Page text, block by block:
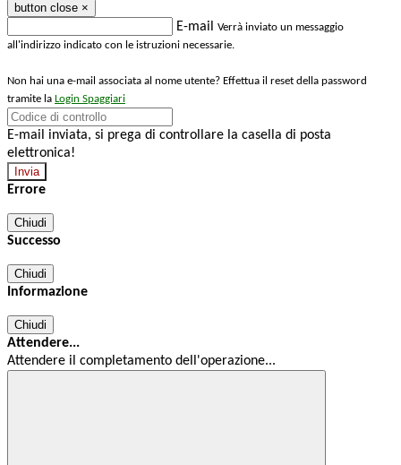
button close ×
E-mail Verrà inviato un messaggio
all'indirizzo indicato con le istruzioni necessarie.
Non hai una e-mail associata al nome utente? Effettua il reset della password
tramite la Login Spaggiari
E-mail inviata, si prega di controllare la casella di posta
elettronica!
Errore
Chiudi
Successo
Chiudi
Informazione
Chiudi
Attendere...
Attendere il completamento dell'operazione...